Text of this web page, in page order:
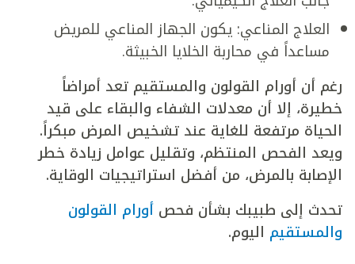
العلاج المناعي: يكون الجهاز المناعي للمريض
مساعداً في محاربة الخلايا الخبيثة.
رغم أن أورام القولون والمستقيم تعد أمراضاً
خطيرة، إلا أن معدلات الشفاء والبقاء على قيد
الحياة مرتفعة للغاية عند تشخيص المرض مبكراً.
ويعد الفحص المنتظم، وتقليل عوامل زيادة خطر
الإصابة بالمرض، من أفضل استراتيجيات الوقاية.
تحدث إلى طبيبك بشأن فحص أورام القولون
والمستقيم اليوم.